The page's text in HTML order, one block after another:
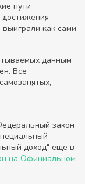
пути
достижения
как сами
данным
Все
закон
доход" еще в
на Официальном